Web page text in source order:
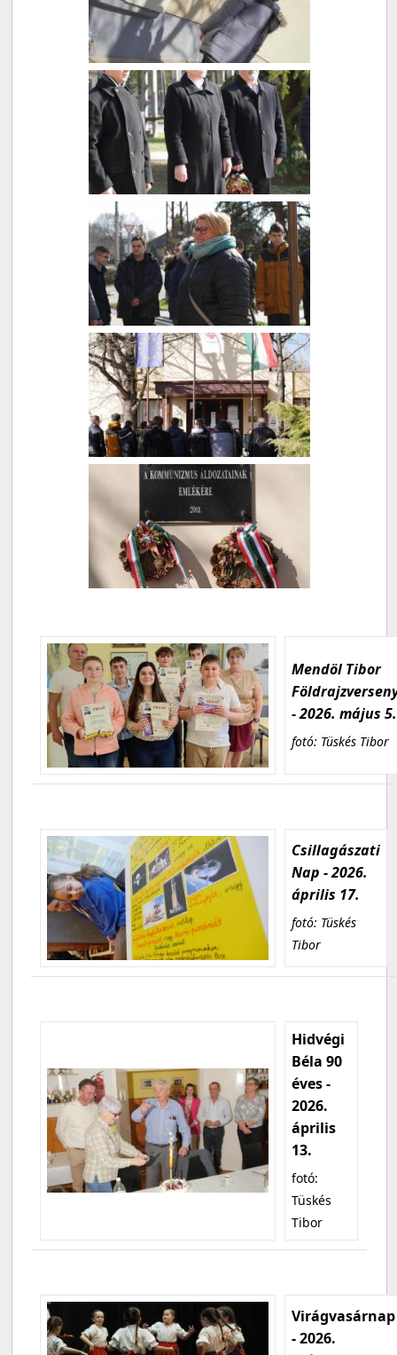
Mendöl Tibor
- 2026. május 5.
fotó: Tüskés Tibor
Csillagászati
Nap - 2026.
április 17.
fotó: Tüskés
Tibor
Hidvégi
Béla 90
éves -
2026.
április
13.
fotó:
Tüskés
Tibor
Virágvasárnap
- 2026.